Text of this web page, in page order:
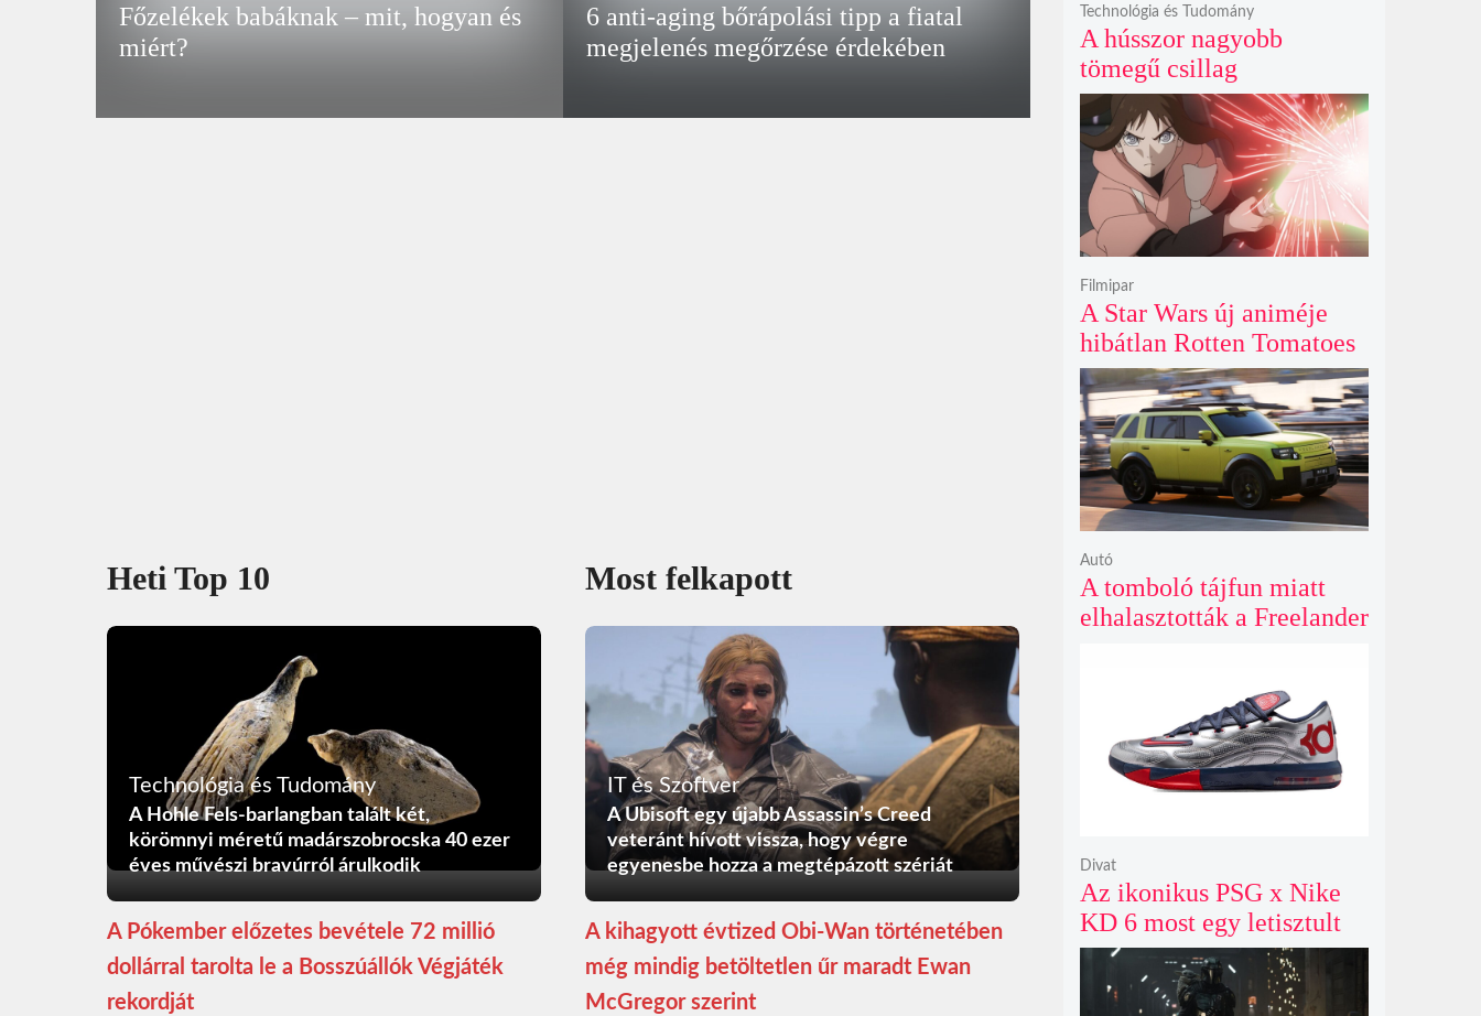
Főzelékek babáknak – mit, hogyan és
miért?
6 anti-aging bőrápolási tipp a fiatal
megjelenés megőrzése érdekében
Heti Top 10
Technológia és Tudomány
A Hohle Fels-barlangban talált két,
körömnyi méretű madárszobrocska 40 ezer
éves művészi bravúrról árulkodik
A Pókember előzetes bevétele 72 millió
dollárral tarolta le a Bosszúállók Végjáték
rekordját
Most felkapott
IT és Szoftver
A Ubisoft egy újabb Assassin’s Creed
veteránt hívott vissza, hogy végre
egyenesbe hozza a megtépázott szériát
A kihagyott évtized Obi-Wan történetében
még mindig betöltetlen űr maradt Ewan
McGregor szerint
A hússzor nagyobb
tömegű csillag
szupernóvájának rejtélyes
első fényét gamma-kitörés
nélkül kapták lencsevégre
a Föld obszervatóriumai
Technológia és Tudomány
A Star Wars új animéje
hibátlan Rotten Tomatoes
értékeléssel bizonyítja
nincs szükség a
nagyvászonra
Filmipar
A tomboló tájfun miatt
elhalasztották a Freelander
Kelet-Kínában
Autó
Az ikonikus PSG x Nike
KD 6 most egy letisztult
metál ezüst színben tér
vissza
Divat